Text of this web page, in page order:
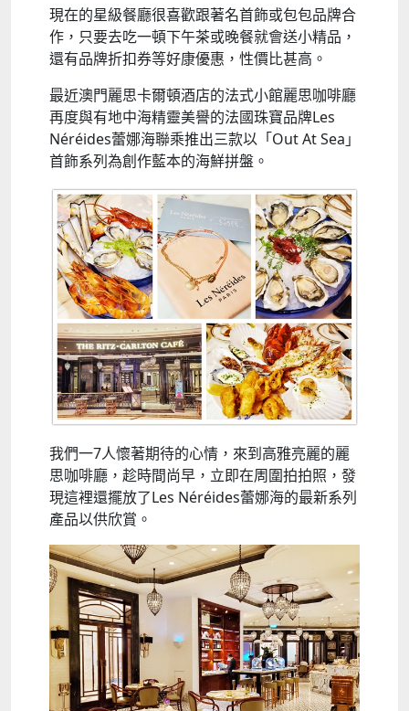
現在的星級餐廳很喜歡跟著名首飾或包包品牌合
作，只要去吃一頓下午茶或晚餐就會送小精品，
還有品牌折扣券等好康優惠，性價比甚高。
最近澳門麗思卡爾頓酒店的法式小館麗思咖啡廳
再度與有地中海精靈美譽的法國珠寶品牌Les
Néréides蕾娜海聯乘推出三款以「Out At Sea」
首飾系列為創作藍本的海鮮拼盤。
我們一7人懷著期待的心情，來到高雅亮麗的麗
思咖啡廳，趁時間尚早，立即在周圍拍拍照，發
現這裡還擺放了Les Néréides蕾娜海的最新系列
產品以供欣賞。